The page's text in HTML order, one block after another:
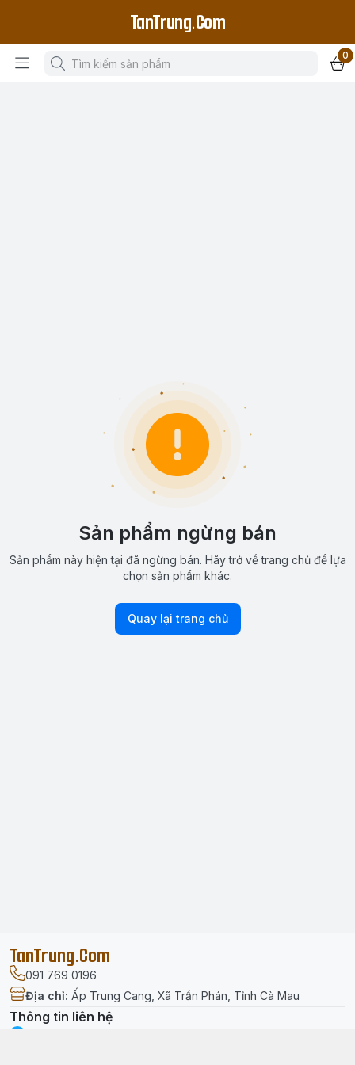
TanTrung.Com
0
Sản phẩm ngừng bán
Sản phẩm này hiện tại đã ngừng bán. Hãy trở về trang chủ để lựa
chọn sản phẩm khác.
Quay lại trang chủ
TanTrung.Com
091 769 0196
Địa chỉ: Ấp Trung Cang, Xã Trần Phán, Tỉnh Cà Mau
Thông tin liên hệ